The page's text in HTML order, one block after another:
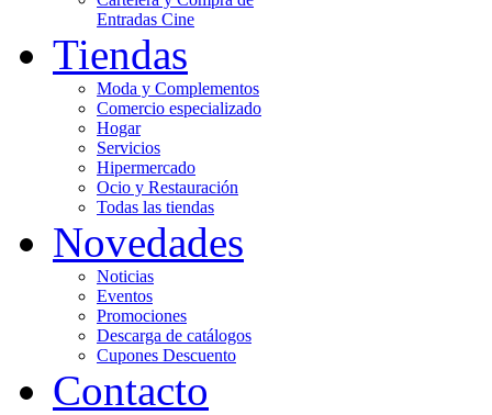
Entradas Cine
Tiendas
Moda y Complementos
Comercio especializado
Hogar
Servicios
Hipermercado
Ocio y Restauración
Todas las tiendas
Novedades
Noticias
Eventos
Promociones
Descarga de catálogos
Cupones Descuento
Contacto